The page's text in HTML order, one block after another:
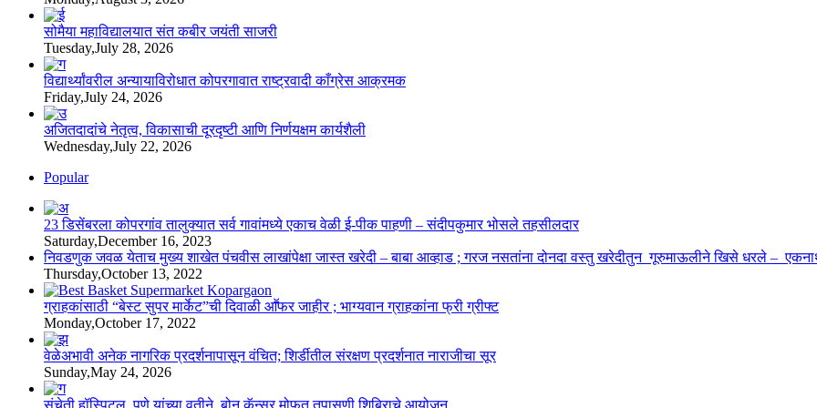
सोमैया महाविद्यालयात संत कबीर जयंती साजरी
Tuesday,July 28, 2026
विद्यार्थ्यांवरील अन्यायाविरोधात कोपरगावात राष्ट्रवादी काँग्रेस आक्रमक
Friday,July 24, 2026
अजितदादांचे नेतृत्व, विकासाची दूरदृष्टी आणि निर्णयक्षम कार्यशैली
Wednesday,July 22, 2026
Popular
23 डिसेंबरला कोपरगांव तालुक्‍यात सर्व गावांमध्ये एकाच वेळी ई-पीक पाहणी – संदीपकुमार भोसले तहसीलदार
Saturday,December 16, 2023
निवडणुक जवळ येताच मुख्य शाखेत पंचवीस लाखांपेक्षा जास्त खरेदी – बाबा आव्हाड ; गरज नसतांना दोनदा वस्तु खरेदीतुन गूरुमाऊलीने खिसे धरले –
Thursday,October 13, 2022
ग्राहकांसाठी “बेस्ट सुपर मार्केट”ची दिवाळी आॕफर जाहीर ; भाग्यवान ग्राहकांना फ्री ग्रीफ्ट
Monday,October 17, 2022
वेळेअभावी अनेक नागरिक प्रदर्शनापासून वंचित; शिर्डीतील संरक्षण प्रदर्शनात नाराजीचा सूर
Sunday,May 24, 2026
संचेती हॉस्पिटल, पुणे यांच्या वतीने बोन कॅन्सर मोफत तपासणी शिबिराचे आयोजन